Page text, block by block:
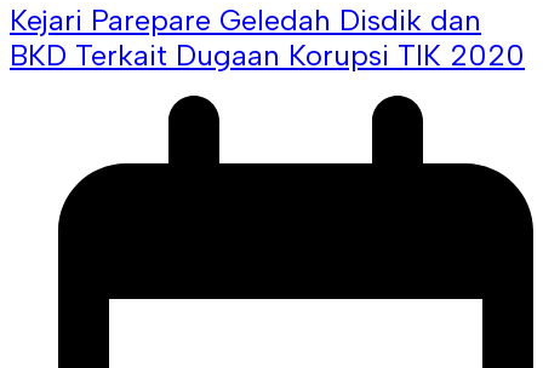
Kejari Parepare Geledah Disdik dan
BKD Terkait Dugaan Korupsi TIK 2020